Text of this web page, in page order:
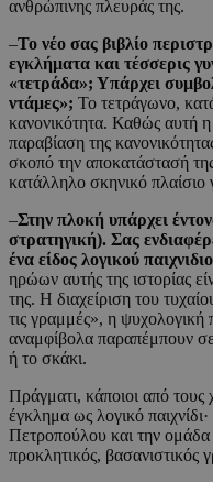
ανθρώπινης πλευράς της.
–Το νέο σας βιβλίο
εγκλήματα και τέσσερις
«τετράδα»; Υπάρχει
ντάμες»; To τετράγωνο,
κανονικότητα. Καθώς αυτή η
παραβίαση της
σκοπό την αποκατάστασή
κατάλληλο σκηνικό πλαίσιο
–Στην πλοκή υπάρχει
στρατηγική). Σας
ένα είδος λογικού
ηρώων αυτής της ιστορίας
της. Η διαχείριση του
τις γραμμές», η ψυχολογική
αναμφίβολα παραπέμπουν
ή το σκάκι.
Πράγματι, κάποιοι από τους
έγκλημα ως λογικό
Πετροπούλου και την ομάδα
προκλητικός, βασανιστικός